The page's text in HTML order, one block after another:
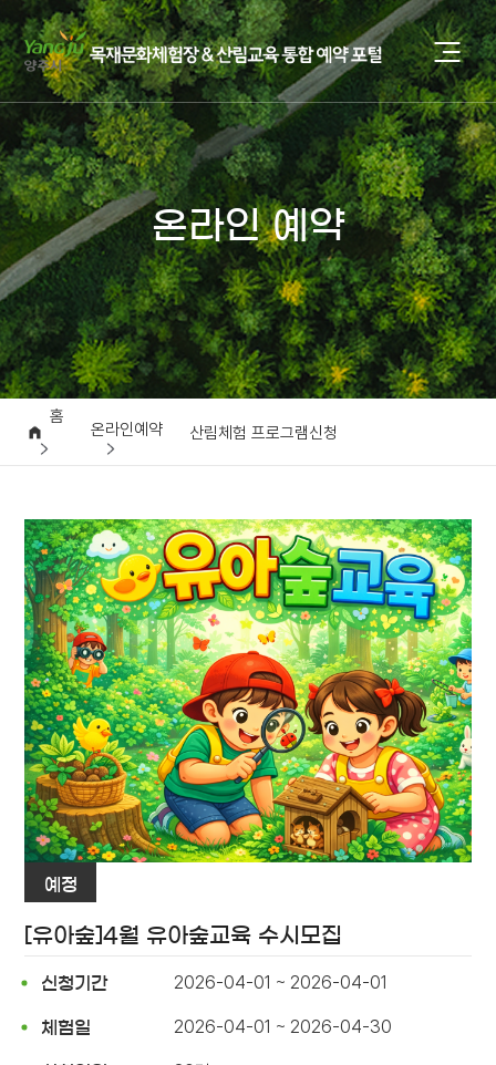
온라인 예약
홈
온라인예약 산림체험 프로그램신청
예정
[유아숲]4월 유아숲교육 수시모집
신청기간 2026-04-01 ~ 2026-04-01
체험일 2026-04-01 ~ 2026-04-30